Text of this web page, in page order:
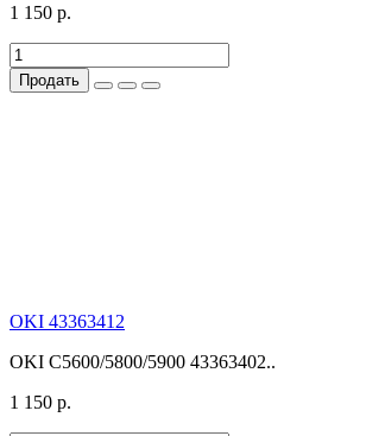
1 150 р.
Продать
OKI 43363412
OKI С5600/5800/5900 43363402..
1 150 р.